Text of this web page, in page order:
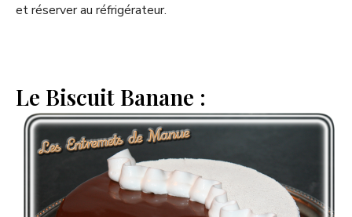
et réserver au réfrigérateur.
Le Biscuit Banane :